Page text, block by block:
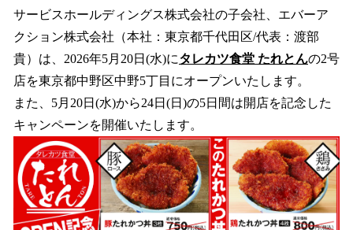
読
み
込
み
中
で
す
サービスホールディングス株式会社の⼦会社、エバーア
クション株式会社（本社：東京都千代⽥区/代表：渡部
貴）は、2026年5⽉20⽇(水)にタレカツ食堂 たれとんの2号
店を東京都中野区中野5丁目にオープンいたします。
また、5月20日(水)から24日(日)の5日間は開店を記念した
キャンペーンを開催いたします。